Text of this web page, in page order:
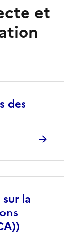
et
des
la